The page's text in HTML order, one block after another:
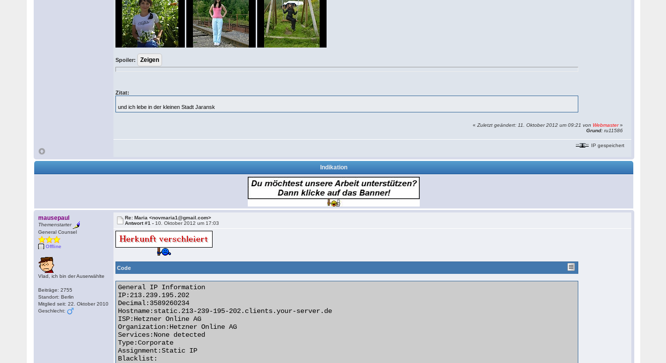
Spoiler:
Zitat:
und ich lebe in der kleinen Stadt Jaransk
«Zuletzt geändert: 11. Oktober 2012 um 09:21 von Webmaster»
Grund: ru11586
IP gespeichert
Indikation
mausepaul
Themenstarter
General Counsel
Offline
Vlad, ich bin der Auserwählte
Beiträge: 2755
Standort: Berlin
Mitglied seit: 22. Oktober 2010
Geschlecht:
Re: Maria <novmaria1@gmail.com>
Antwort #1 - 10. Oktober 2012 um 17:03
Code
General IP Information
IP:213.239.195.202
Decimal:3589260234
Hostname:static.213-239-195-202.clients.your-server.de
ISP:Hetzner Online AG
Organization:Hetzner Online AG
Services:None detected
Type:Corporate
Assignment:Static IP
Blacklist: